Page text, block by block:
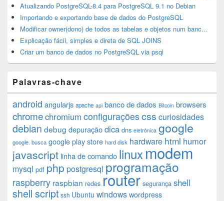
Atualizando PostgreSQL-8.4 para PostgreSQL 9.1 no Debian
Importando e exportando base de dados do PostgreSQL
Modificar owner(dono) de todos as tabelas e objetos num banc...
Explicação fácil, simples e direta de SQL JOINS
Criar um banco de dados no PostgreSQL via psql
Palavras-chave
android angularjs apache api banco de dados Bitcoin browsers
chromechromium configurações css curiosidades
debian debug depuraçãodica dns eletrônica google
google. busca google play store hard disk hardware html humor
javascript linha de comando linux modem
mysql pdf php postgresql programação
raspberry raspbian redes router segurança shell
shell script ssh Ubuntu windows wordpress